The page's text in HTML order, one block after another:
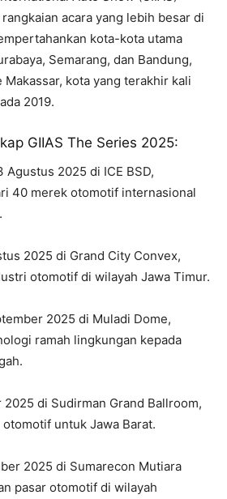
acara yang lebih besar di
kota-kota utama
Semarang, dan Bandung,
Makassar, kota yang terakhir kali
2019.
GIIAS The Series 2025:
2025 di ICE BSD,
40 merek otomotif internasional
2025 di Grand City Convex,
otomotif di wilayah Jawa Timur.
2025 di Muladi Dome,
ramah lingkungan kepada
di Sudirman Grand Ballroom,
untuk Jawa Barat.
2025 di Sumarecon Mutiara
pasar otomotif di wilayah